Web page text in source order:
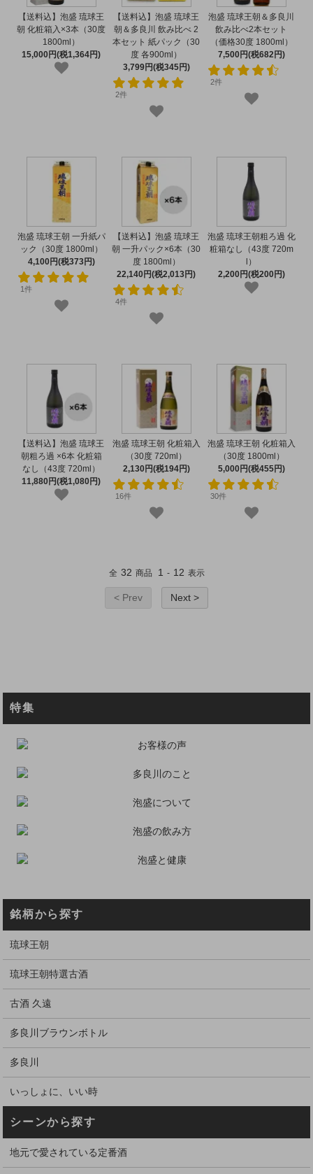
【送料込】泡盛 琉球王
朝 化粧箱入×3本（30度
1800ml）
15,000円(税1,364円)
【送料込】泡盛 琉球王
朝＆多良川 飲み比べ 2
本セット 紙パック（30
度 各900ml）
3,799円(税345円)
2件
泡盛 琉球王朝＆多良川
飲み比べ2本セット
（価格30度 1800ml）
7,500円(税682円)
2件
泡盛 琉球王朝 一升紙パ
ック（30度 1800ml）
4,100円(税373円)
1件
【送料込】泡盛 琉球王
朝 一升パック×6本（30
度 1800ml）
22,140円(税2,013円)
4件
泡盛 琉球王朝粗ろ過 化
粧箱なし（43度 720m
l）
2,200円(税200円)
【送料込】泡盛 琉球王
朝粗ろ過 ×6本 化粧箱
なし（43度 720ml）
11,880円(税1,080円)
泡盛 琉球王朝 化粧箱入
（30度 720ml）
2,130円(税194円)
16件
泡盛 琉球王朝 化粧箱入
（30度 1800ml）
5,000円(税455円)
30件
全 32 商品 1 - 12 表示
< Prev Next >
特集
銘柄から探す
琉球王朝
琉球王朝特選古酒
古酒 久遠
多良川ブラウンボトル
多良川
いっしょに、いい時
シーンから探す
地元で愛されている定番酒